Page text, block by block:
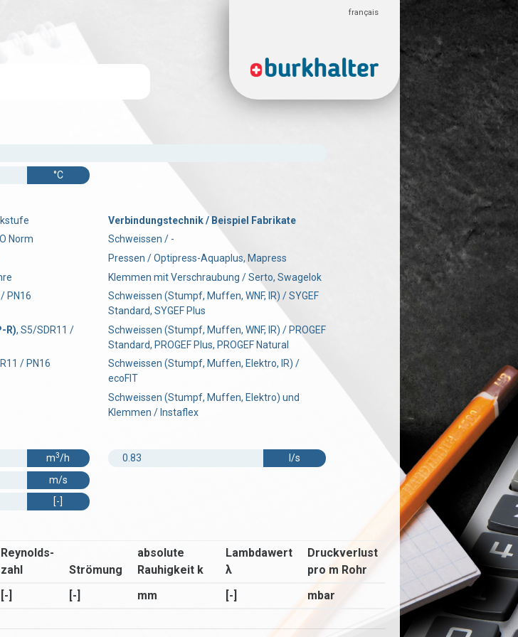
français
°C
Verbindungstechnik / Beispiel Fabrikate
Norm
Schweissen / -
Pressen / Optipress-Aquaplus, Mapress
Klemmen mit Verschraubung / Serto, Swagelok
PN16
Schweissen (Stumpf, Muffen, WNF, IR) / SYGEF
Standard, SYGEF Plus
R), S5/SDR11 /
Schweissen (Stumpf, Muffen, WNF, IR) / PROGEF
Standard, PROGEF Plus, PROGEF Natural
/ PN16
Schweissen (Stumpf, Muffen, Elektro, IR) /
ecoFIT
Schweissen (Stumpf, Muffen, Elektro) und
Klemmen / Instaflex
m3/h
l/s
m/s
[-]
Reynolds­
zahl
Strömung
absolute
Rauhigkeit k
Lambdawert
λ
Druckverlust
pro m Rohr
[-] [-] mm [-] mbar